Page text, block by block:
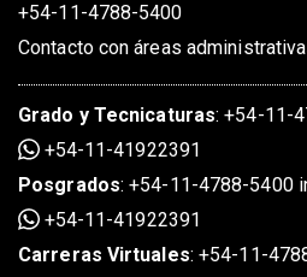
+54-11-4788-5400
Contacto con áreas
Grado y Tecnicaturas:+54-11-
+54-11-41922391
Posgrados:+54-11-4788-5400
+54-11-41922391
Carreras Virtuales:+54-11-